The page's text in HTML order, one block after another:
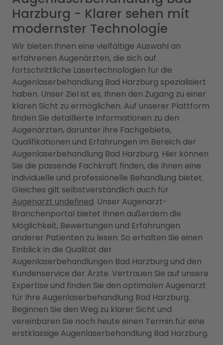
Harzburg - Klarer sehen mit
modernster Technologie
Wir bieten Ihnen eine vielfältige Auswahl an
erfahrenen Augenärzten, die sich auf
fortschrittliche Lasertechnologien für die
Augenlaserbehandlung Bad Harzburg spezialisiert
haben. Unser Ziel ist es, Ihnen den Zugang zu einer
klaren Sicht zu ermöglichen. Auf unserer Plattform
finden Sie detaillierte Informationen zu den
Augenärzten, darunter ihre Fachgebiete,
Qualifikationen und Erfahrungen im Bereich der
Augenlaserbehandlung Bad Harzburg. Hier können
Sie die passende Fachkraft finden, die Ihnen eine
individuelle und professionelle Behandlung bietet.
Gleiches gilt selbstverständlich auch für
Augenarzt undefined. Unser Augenarzt-
Branchenportal bietet Ihnen außerdem die
Möglichkeit, Bewertungen und Erfahrungen
anderer Patienten zu lesen. So erhalten Sie einen
Einblick in die Qualität der
Augenlaserbehandlungen Bad Harzburg und den
Kundenservice der Ärzte. Vertrauen Sie auf unsere
Expertise und finden Sie den optimalen Augenarzt
für Ihre Augenlaserbehandlung Bad Harzburg.
Beginnen Sie den Weg zu klarer Sicht und
vereinbaren Sie noch heute einen Termin für eine
erstklassige Augenlaserbehandlung Bad Harzburg.